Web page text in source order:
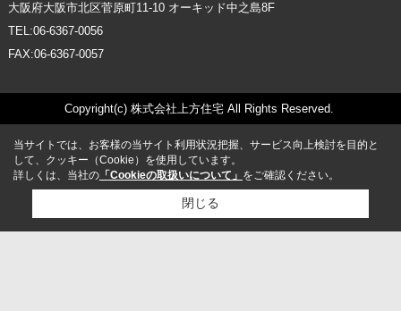
大阪府大阪市北区菅原町11-10 オーキッド中之島8F
TEL:06-6367-0056
FAX:06-6367-0057
Copyright(c) 株式会社上方住宅 All Rights Reserved.
当サイトでは、お客様の当サイト利用状況把握、サービス向上検討を目的と
して、クッキー（Cookie）を使用しています。
詳しくは、当社の 「Cookieの取扱いについて」 をご確認ください。
閉じる